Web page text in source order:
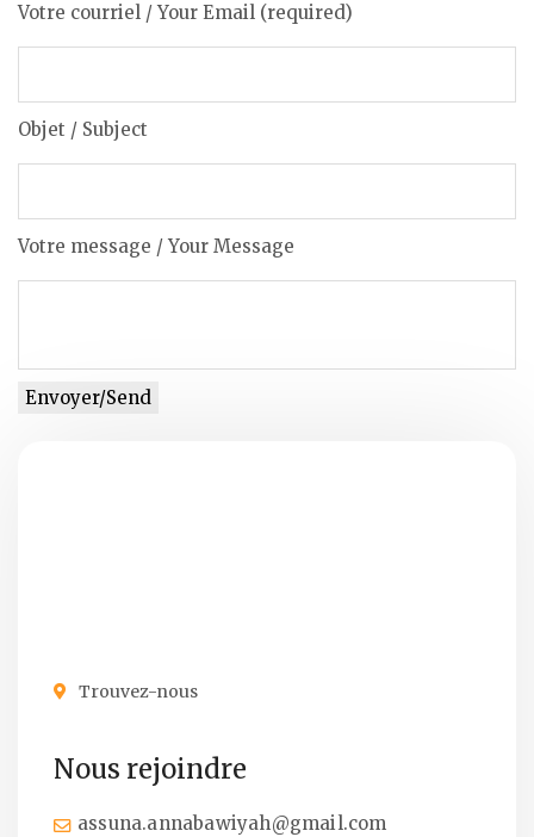
Votre courriel / Your Email (required)
Objet / Subject
Votre message / Your Message
Trouvez-nous
Nous rejoindre
assuna.annabawiyah@gmail.com